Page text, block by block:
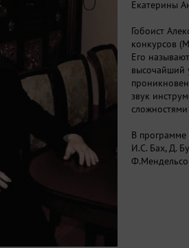
Екатерины
Гобоист
конкурсов
Его
высочайший
звук
В программе
И.С. Бах, Д.